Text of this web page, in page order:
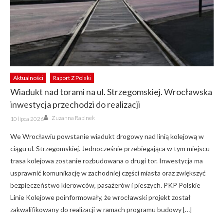
Aktualności Raport Z Polski
Wiadukt nad torami na ul. Strzegomskiej. Wrocławska
inwestycja przechodzi do realizacji
Posted
on
10 lipca 2026 Author
Zuzanna Rabinek
We Wrocławiu powstanie wiadukt drogowy nad linią kolejową w
ciągu ul. Strzegomskiej. Jednocześnie przebiegająca w tym miejscu
trasa kolejowa zostanie rozbudowana o drugi tor. Inwestycja ma
usprawnić komunikację w zachodniej części miasta oraz zwiększyć
bezpieczeństwo kierowców, pasażerów i pieszych. PKP Polskie
Linie Kolejowe poinformowały, że wrocławski projekt został
zakwalifikowany do realizacji w ramach programu budowy […]